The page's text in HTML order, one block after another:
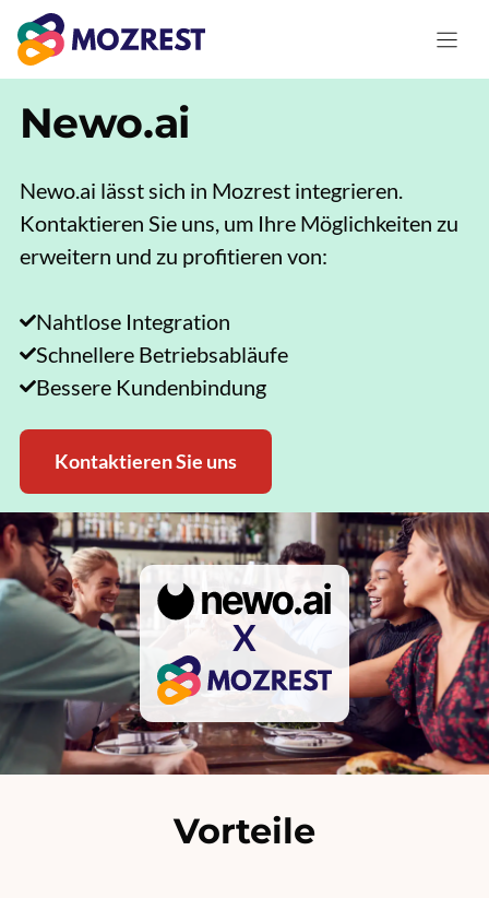
Zum
Inhalt
springen
Newo.ai
Newo.ai lässt sich in Mozrest integrieren.
Kontaktieren Sie uns, um Ihre Möglichkeiten zu
erweitern und zu profitieren von:
Nahtlose Integration
Schnellere Betriebsabläufe
Bessere Kundenbindung
Kontaktieren Sie uns
X
Vorteile